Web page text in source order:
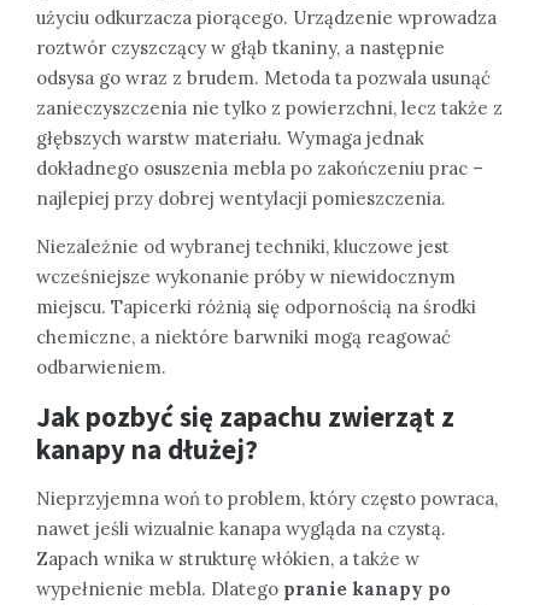
użyciu odkurzacza piorącego. Urządzenie wprowadza
roztwór czyszczący w głąb tkaniny, a następnie
odsysa go wraz z brudem. Metoda ta pozwala usunąć
zanieczyszczenia nie tylko z powierzchni, lecz także z
głębszych warstw materiału. Wymaga jednak
dokładnego osuszenia mebla po zakończeniu prac –
najlepiej przy dobrej wentylacji pomieszczenia.
Niezależnie od wybranej techniki, kluczowe jest
wcześniejsze wykonanie próby w niewidocznym
miejscu. Tapicerki różnią się odpornością na środki
chemiczne, a niektóre barwniki mogą reagować
odbarwieniem.
Jak pozbyć się zapachu zwierząt z
kanapy na dłużej?
Nieprzyjemna woń to problem, który często powraca,
nawet jeśli wizualnie kanapa wygląda na czystą.
Zapach wnika w strukturę włókien, a także w
wypełnienie mebla. Dlatego pranie kanapy po